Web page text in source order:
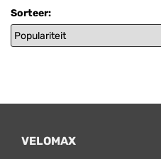
Sorteer:
VELOMAX